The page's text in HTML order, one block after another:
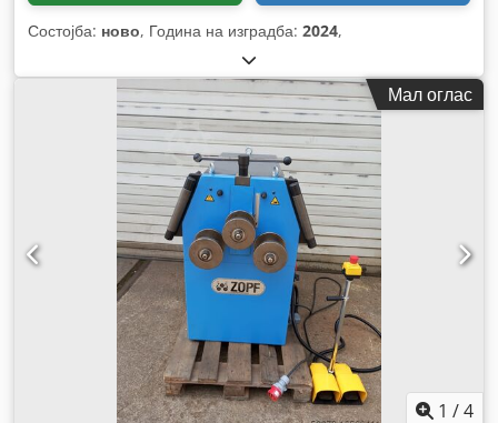
Состојба: ново, Година на изградба: 2024,
Мал оглас
1 /4